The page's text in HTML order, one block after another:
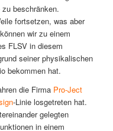
beschränken.
fortsetzen, was aber
wir zu einem
FLSV in diesem
seiner physikalischen
bekommen hat.
die Firma Pro-Ject
-Linie losgetreten hat.
gelegten
in einem